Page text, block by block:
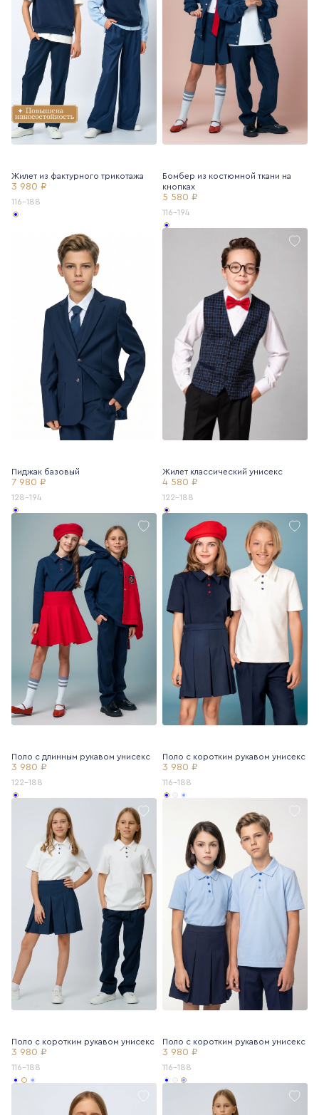
Жилет из фактурного трикотажа
3 980 ₽
116-188
Бомбер из костюмной ткани на
кнопках
5 580 ₽
116-194
Пиджак базовый
7 980 ₽
128-194
Жилет классический унисекс
4 580 ₽
122-188
Поло с длинным рукавом унисекс
3 980 ₽
122-188
Поло с коротким рукавом унисекс
3 980 ₽
116-188
Поло с коротким рукавом унисекс
3 980 ₽
116-188
Поло с коротким рукавом унисекс
3 980 ₽
116-188